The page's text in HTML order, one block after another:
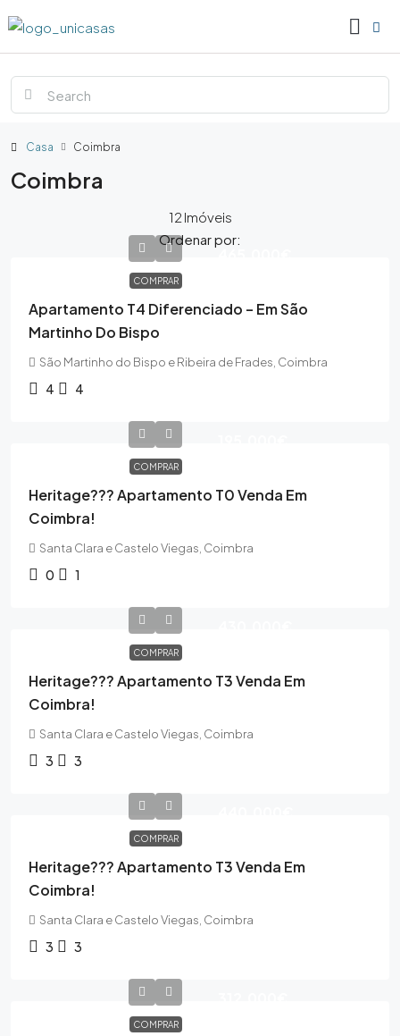
Casa Coimbra
Coimbra
12 Imóveis
Ordenar por:
COMPRAR
Apartamento T4 Diferenciado – Em São
Martinho Do Bispo
São Martinho do Bispo e Ribeira de Frades, Coimbra
4 4
COMPRAR
Heritage??? Apartamento T0 Venda Em
Coimbra!
Santa Clara e Castelo Viegas, Coimbra
0 1
COMPRAR
Heritage??? Apartamento T3 Venda Em
Coimbra!
Santa Clara e Castelo Viegas, Coimbra
3 3
COMPRAR
Heritage??? Apartamento T3 Venda Em
Coimbra!
Santa Clara e Castelo Viegas, Coimbra
3 3
COMPRAR